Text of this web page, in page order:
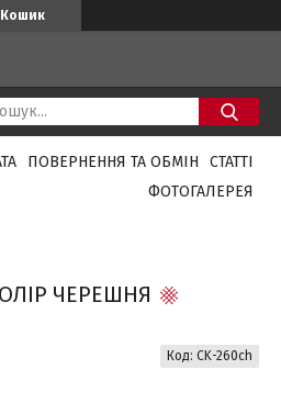
Кошик
ПОВЕРНЕННЯ ТА ОБМІН
СТАТТІ
ФОТОГАЛЕРЕЯ
ЧЕРЕШНЯ
Код: CK-260ch